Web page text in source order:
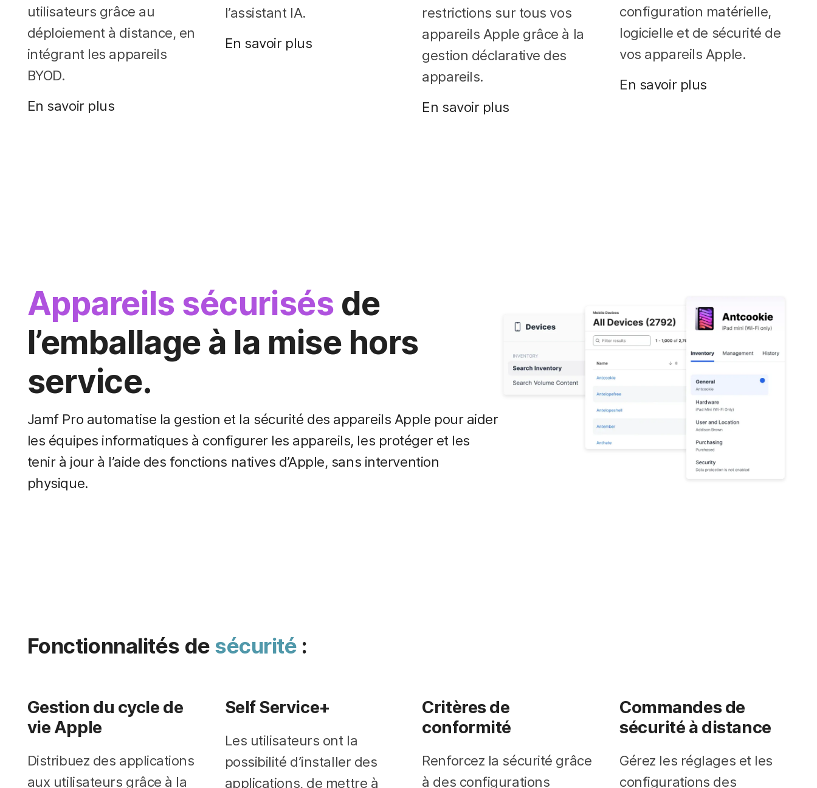
utilisateurs grâce au
déploiement à distance, en
intégrant les appareils
BYOD.
En savoir plus
l’assistant IA.
En savoir plus
restrictions sur tous vos
appareils Apple grâce à la
gestion déclarative des
appareils.
En savoir plus
configuration matérielle,
logicielle et de sécurité de
vos appareils Apple.
En savoir plus
Appareils sécurisés de
l’emballage à la mise hors
service.
Jamf Pro automatise la gestion et la sécurité des appareils Apple pour aider
les équipes informatiques à configurer les appareils, les protéger et les
tenir à jour à l’aide des fonctions natives d’Apple, sans intervention
physique.
Fonctionnalités de sécurité :
Gestion du cycle de
vie Apple
Distribuez des applications
aux utilisateurs grâce à la
Self Service+
Les utilisateurs ont la
possibilité d’installer des
applications, de mettre à
Critères de
conformité
Renforcez la sécurité grâce
à des configurations
Commandes de
sécurité à distance
Gérez les réglages et les
configurations des